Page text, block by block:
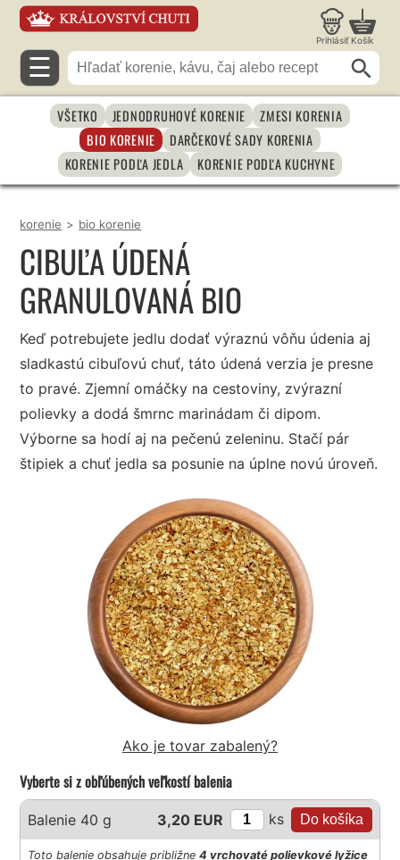
Prihlásiť Košík
☰
VŠETKO JEDNODRUHOVÉ KORENIE
ZMESI KORENIA
BIO KORENIE
DARČEKOVÉ SADY KORENIA
KORENIE PODĽA JEDLA
KORENIE PODĽA KUCHYNE
korenie > bio korenie
CIBUĽA ÚDENÁ
GRANULOVANÁ BIO
Keď potrebujete jedlu dodať výraznú vôňu údenia aj
sladkastú cibuľovú chuť, táto údená verzia je presne
to pravé. Zjemní omáčky na cestoviny, zvýrazní
polievky a dodá šmrnc marinádam či dipom.
Výborne sa hodí aj na pečenú zeleninu. Stačí pár
štipiek a chuť jedla sa posunie na úplne novú úroveň.
Ako je tovar zabalený?
Vyberte si z obľúbených veľkostí balenia
Balenie 40 g 3,20 EUR ks
Toto balenie obsahuje približne4 vrchovaté polievkové lyžice